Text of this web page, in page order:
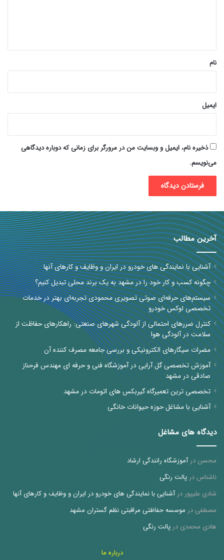
نام
ایمیل
ذخیره نام، ایمیل و وبسایت من در مرورگر برای زمانی که دوباره دیدگاهی
می‌نویسم.
آخرین مطالب
آشنایی با نمایندگی های خودرو در ایران و وظایف و کارهای آنها
چگونه کسب و کار خود را در مشهد به یک برند محلی تبدیل کنیم؟
سیستم‌های حرفه‌ای صوتی تصویری محمودی تجربه‌ای بهتر در خدمات
تخصصی لوکس خودرو
کنترل ضررهای احتمالی از آلودگی شهرهای صنعتی: راهکارهای حفاظت از
سلامت در آلودگی هوا
مضرات سیگارهای الکترونیکی و بررسی جامعه مصرف کننده آن
آموزش تخصصی گل آرایی در آموزشگاه فنی و حرفه ای مهندس فرحناز
صادقی در مشهد
تخصصی ترین تعمیرگاه گیربکس های اتومات در مشهد
آشنایی با مشاغل حوزه حیوانات خانگی
دیدگاه های مشاغل
محسن درآموزشگاه رانندگی ارشاد
ناشناس درپالت رنگی
شادی علیپوردرآشنایی با نمایندگی های خودرو در ایران و وظایف و کارهای آنها
مصطفی در موسسه حفاظتی مراقبتی نظم گستران مشهد
هادی محمدی درپالت رنگی
درباره ما